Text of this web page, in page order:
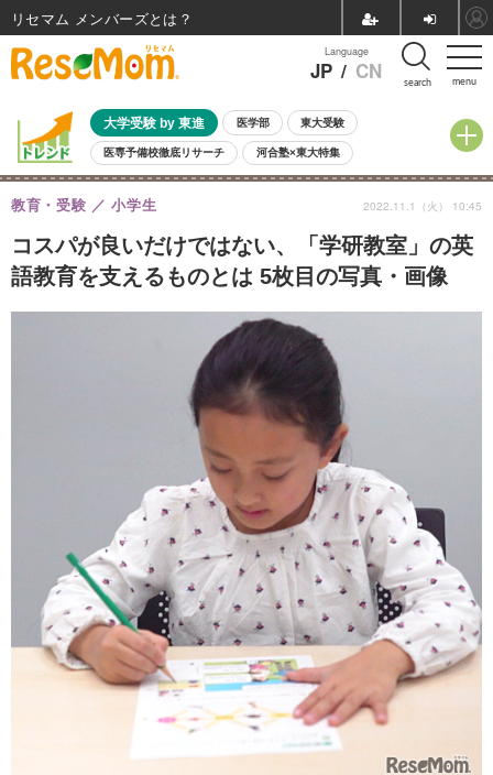
menu
Language
JP / CN search
大学受験 by 東進 医学部 東大受験
医専予備校徹底リサーチ 河合塾×東大特集
親子で考える大学選び 高校受験 中学受験 小学校受験
共通テスト 夏休み
8月開催イベント・WS 全国公立高校 過去問 人気記事
自由研究教材（小学生向け） 自由研究教材（中学生向け） ランキング
コスパが良いだけではない、「学研教室」の英
語教育を支えるものとは 5枚目の写真・画像
教育・受験 小学生 2022.11.1（火） 10:45
リセマム メンバーズ